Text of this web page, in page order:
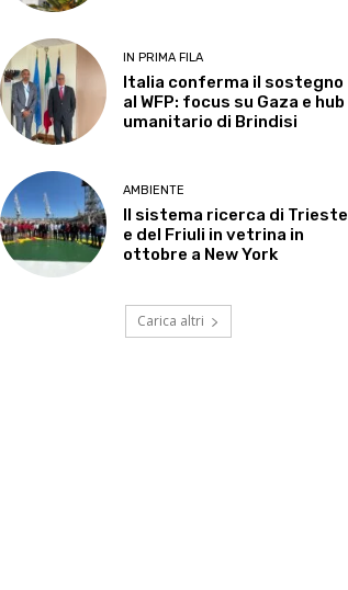
IN PRIMA FILA
Italia conferma il sostegno
al WFP: focus su Gaza e hub
umanitario di Brindisi
AMBIENTE
Il sistema ricerca di Trieste
e del Friuli in vetrina in
ottobre a New York
Carica altri